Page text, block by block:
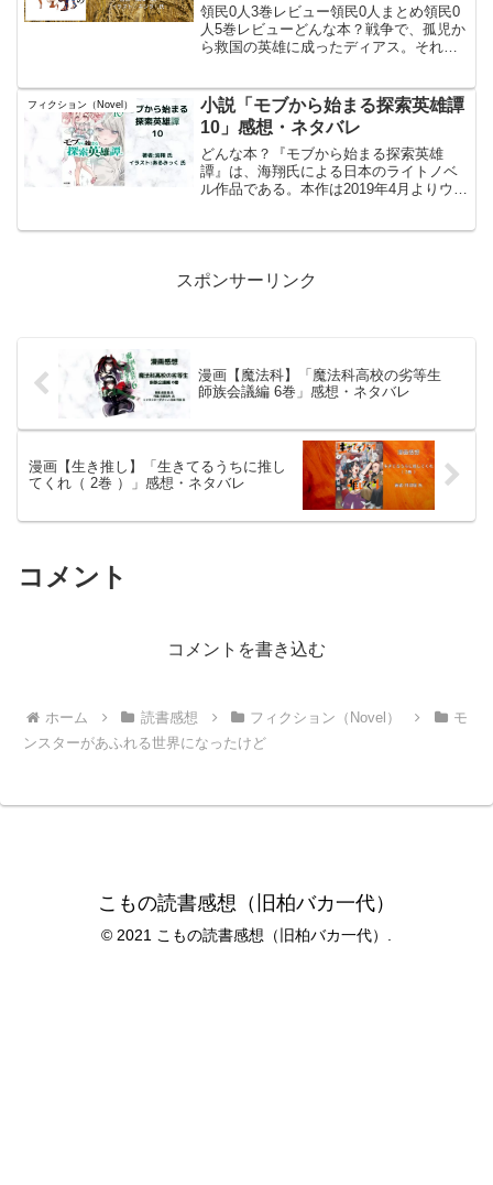
領民0人3巻レビュー領民0人まとめ領民0
人5巻レビューどんな本？戦争で、孤児か
ら救国の英雄に成ったディアス。それを
む家も無く、食料すら無い。領地を与え
ると言いながらやっ...
フィクション（Novel）
小説「モブから始まる探索英雄譚
10」感想・ネタバレ
どんな本？『モブから始まる探索英雄
譚』は、海翔氏による日本のライトノベ
ル作品である。本作は2019年4月よりウェ
スポンサーリンク
漫画【魔法科】「魔法科高校の劣等生
師族会議編 6巻」感想・ネタバレ
漫画【生き推し】「生きてるうちに推し
てくれ（ 2巻 ）」感想・ネタバレ
コメント
コメントを書き込む
ホーム 読書感想 フィクション（Novel）
モ
ンスターがあふれる世界になったけど
こもの読書感想（旧柏バカ一代）
© 2021 こもの読書感想（旧柏バカ一代）.